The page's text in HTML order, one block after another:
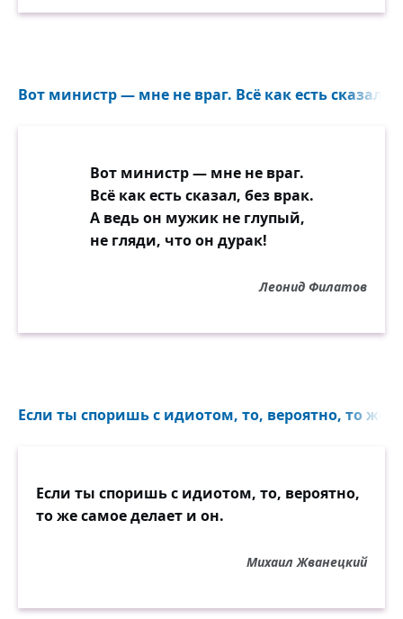
Вот министр — мне не враг. Всё как есть сказал,
Вот министр — мне не враг.
Всё как есть сказал, без врак.
А ведь он мужик не глупый,
не гляди, что он дурак!
Леонид Филатов
Если ты споришь с идиотом, то, вероятно, то же
Если ты споришь с идиотом, то, вероятно,
то же самое делает и он.
Михаил Жванецкий